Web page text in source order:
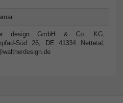
design GmbH & Co. KG,
Süd 26, DE 41334 Nettetal,